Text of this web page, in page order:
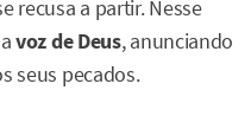
recusa a partir. Nesse
voz de Deus, anunciando
seus pecados.